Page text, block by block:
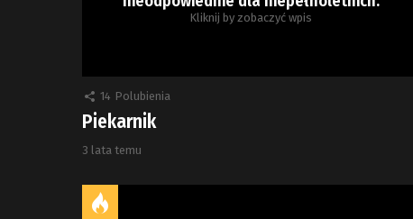
Kliknij by zobaczyć wpis
14 Polubienia
Piekarnik
3 lata temu